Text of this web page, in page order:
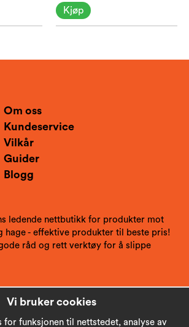
Kjøp
Om oss
Kundeservice
Vilkår
Guider
Blogg
ledende nettbutikk for produkter mot
hage - effektive produkter til beste pris!
råd og rett verktøy for å slippe
Vi bruker cookies
for funksjonen til nettstedet, analyse av